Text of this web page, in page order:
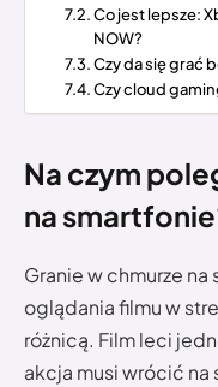
Co jest lepsze:
NOW?
Czy da się grać
Czy cloud
Na czym
na
Granie w chmurze
oglądania filmu w
różnicą. Film leci
akcja musi wrócić na